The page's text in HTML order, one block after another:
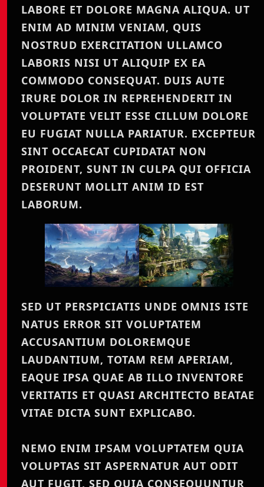
LABORE ET DOLORE MAGNA ALIQUA. UT
ENIM AD MINIM VENIAM, QUIS
NOSTRUD EXERCITATION ULLAMCO
LABORIS NISI UT ALIQUIP EX EA
COMMODO CONSEQUAT. DUIS AUTE
IRURE DOLOR IN REPREHENDERIT IN
VOLUPTATE VELIT ESSE CILLUM DOLORE
EU FUGIAT NULLA PARIATUR. EXCEPTEUR
SINT OCCAECAT CUPIDATAT NON
PROIDENT, SUNT IN CULPA QUI OFFICIA
DESERUNT MOLLIT ANIM ID EST
LABORUM.
SED UT PERSPICIATIS UNDE OMNIS ISTE
NATUS ERROR SIT VOLUPTATEM
ACCUSANTIUM DOLOREMQUE
LAUDANTIUM, TOTAM REM APERIAM,
EAQUE IPSA QUAE AB ILLO INVENTORE
VERITATIS ET QUASI ARCHITECTO BEATAE
VITAE DICTA SUNT EXPLICABO.
NEMO ENIM IPSAM VOLUPTATEM QUIA
VOLUPTAS SIT ASPERNATUR AUT ODIT
AUT FUGIT, SED QUIA CONSEQUUNTUR